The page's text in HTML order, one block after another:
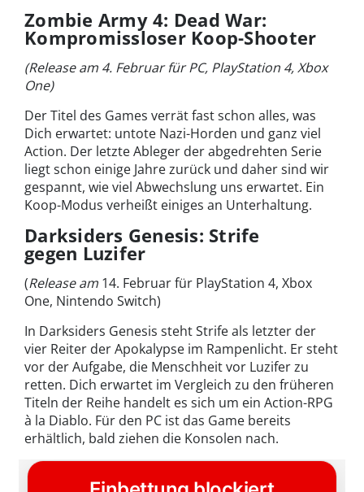
Zombie Army 4: Dead War:
Kompromissloser Koop-Shooter
(Release am 4. Februar für PC, PlayStation 4, Xbox
One)
Der Titel des Games verrät fast schon alles, was
Dich erwartet: untote Nazi-Horden und ganz viel
Action. Der letzte Ableger der abgedrehten Serie
liegt schon einige Jahre zurück und daher sind wir
gespannt, wie viel Abwechslung uns erwartet. Ein
Koop-Modus verheißt einiges an Unterhaltung.
Darksiders Genesis: Strife
gegen Luzifer
(Release am 14. Februar für PlayStation 4, Xbox
One, Nintendo Switch)
In Darksiders Genesis steht Strife als letzter der
vier Reiter der Apokalypse im Rampenlicht. Er steht
vor der Aufgabe, die Menschheit vor Luzifer zu
retten. Dich erwartet im Vergleich zu den früheren
Titeln der Reihe handelt es sich um ein Action-RPG
à la Diablo. Für den PC ist das Game bereits
erhältlich, bald ziehen die Konsolen nach.